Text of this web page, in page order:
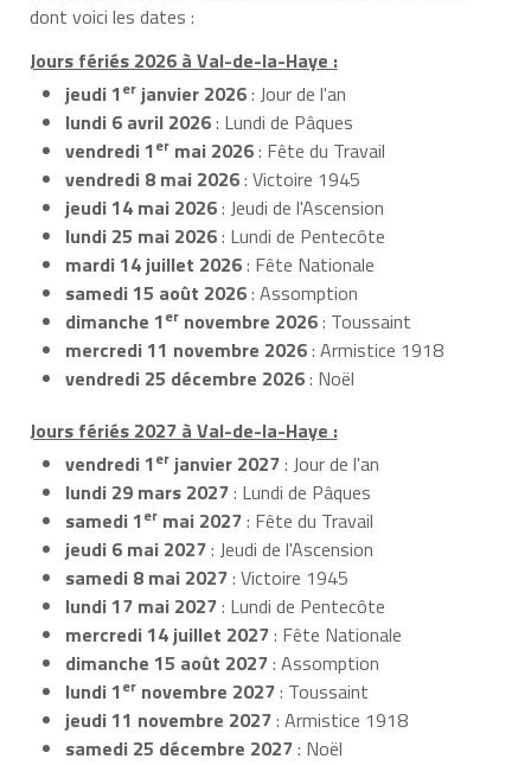
dont voici les dates :
Jours fériés 2026 à Val-de-la-Haye :
jeudi 1er janvier 2026: Jour de l'an
lundi 6 avril 2026: Lundi de Pâques
vendredi 1er mai 2026: Fête du Travail
vendredi 8 mai 2026: Victoire 1945
jeudi 14 mai 2026: Jeudi de l'Ascension
lundi 25 mai 2026: Lundi de Pentecôte
mardi 14 juillet 2026: Fête Nationale
samedi 15 août 2026: Assomption
dimanche 1er novembre 2026: Toussaint
mercredi 11 novembre 2026: Armistice 1918
vendredi 25 décembre 2026: Noël
Jours fériés 2027 à Val-de-la-Haye :
vendredi 1er janvier 2027: Jour de l'an
lundi 29 mars 2027: Lundi de Pâques
samedi 1er mai 2027: Fête du Travail
jeudi 6 mai 2027: Jeudi de l'Ascension
samedi 8 mai 2027: Victoire 1945
lundi 17 mai 2027: Lundi de Pentecôte
mercredi 14 juillet 2027: Fête Nationale
dimanche 15 août 2027: Assomption
lundi 1er novembre 2027: Toussaint
jeudi 11 novembre 2027: Armistice 1918
samedi 25 décembre 2027: Noël